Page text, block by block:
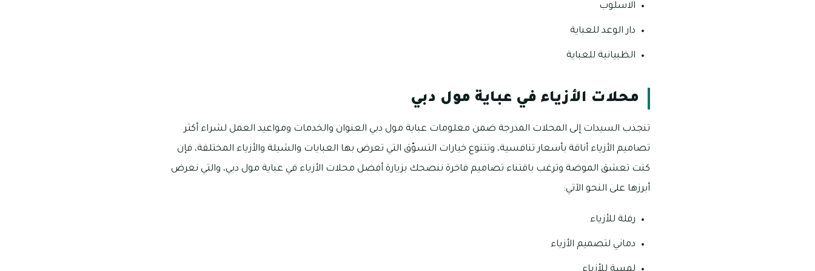
الاسلوب
دار الوعد للعباية
الظبيانية للعباية
محلات الأزياء في عباية مول دبي
تنجذب السيدات إلى المحلات المدرجة ضمن معلومات عباية مول دبي العنوان والخدمات ومواعيد العمل لشراء أكثر
تصاميم الأزياء أناقة بأسعار تنافسية، وتتنوع خيارات التسوّق التي تعرض بها العبايات والشيلة والأزياء المختلفة، فإن
كنت تعشق الموضة وترغب باقتناء تصاميم فاخرة ننصحك بزيارة أفضل محلات الأزياء في عباية مول دبي، والتي نعرض
أبرزها على النحو الآتي:
رفلة للأزياء
دماني لتصميم الأزياء